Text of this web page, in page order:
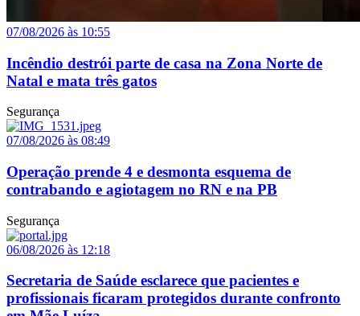
07/08/2026 às 10:55
Incêndio destrói parte de casa na Zona Norte de
Natal e mata três gatos
Segurança
07/08/2026 às 08:49
Operação prende 4 e desmonta esquema de
contrabando e agiotagem no RN e na PB
Segurança
06/08/2026 às 12:18
Secretaria de Saúde esclarece que pacientes e
profissionais ficaram protegidos durante confronto